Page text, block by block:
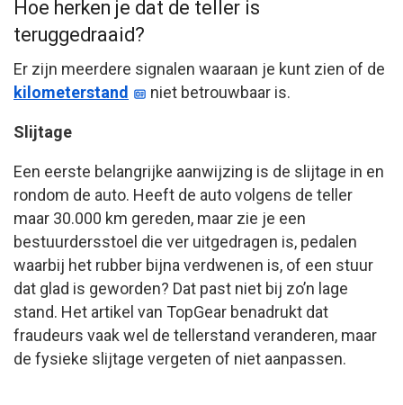
Hoe herken je dat de teller is
teruggedraaid?
Er zijn meerdere signalen waaraan je kunt zien of de
kilometerstand
niet betrouwbaar is.
Slijtage
Een eerste belangrijke aanwijzing is de slijtage in en
rondom de auto. Heeft de auto volgens de teller
maar 30.000 km gereden, maar zie je een
bestuurdersstoel die ver uitgedragen is, pedalen
waarbij het rubber bijna verdwenen is, of een stuur
dat glad is geworden? Dat past niet bij zo’n lage
stand. Het artikel van TopGear benadrukt dat
fraudeurs vaak wel de tellerstand veranderen, maar
de fysieke slijtage vergeten of niet aanpassen.